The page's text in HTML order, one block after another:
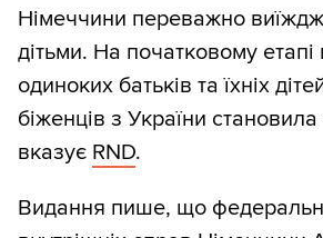
Німеччини переважно
дітьми. На початковому етапі
одиноких батьків та їхніх
біженців з України становила
вказує RND.
Видання пише, що